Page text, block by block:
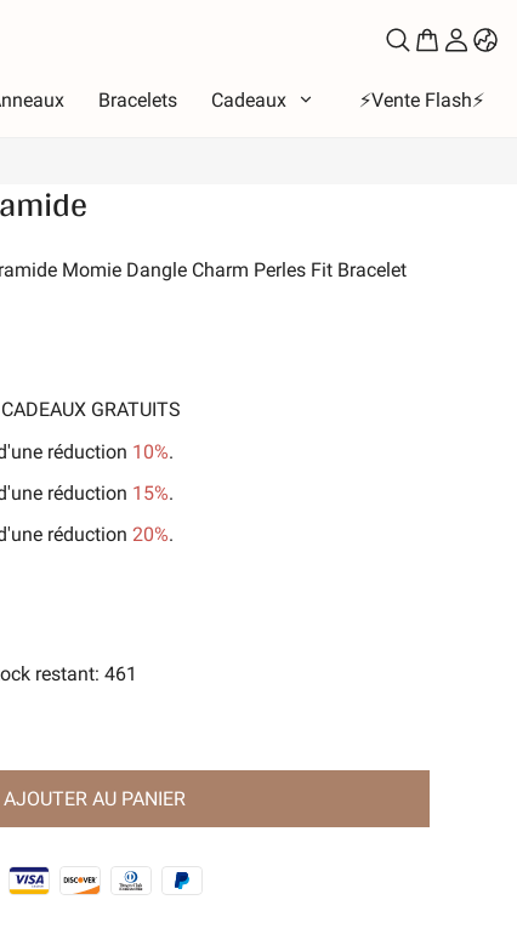
Bracelets Cadeaux ⚡️Vente Flash⚡️
Momie Dangle Charm Perles Fit Bracelet
GRATUITS
réduction 10%.
réduction 15%.
réduction 20%.
restant:461
AJOUTER AU PANIER